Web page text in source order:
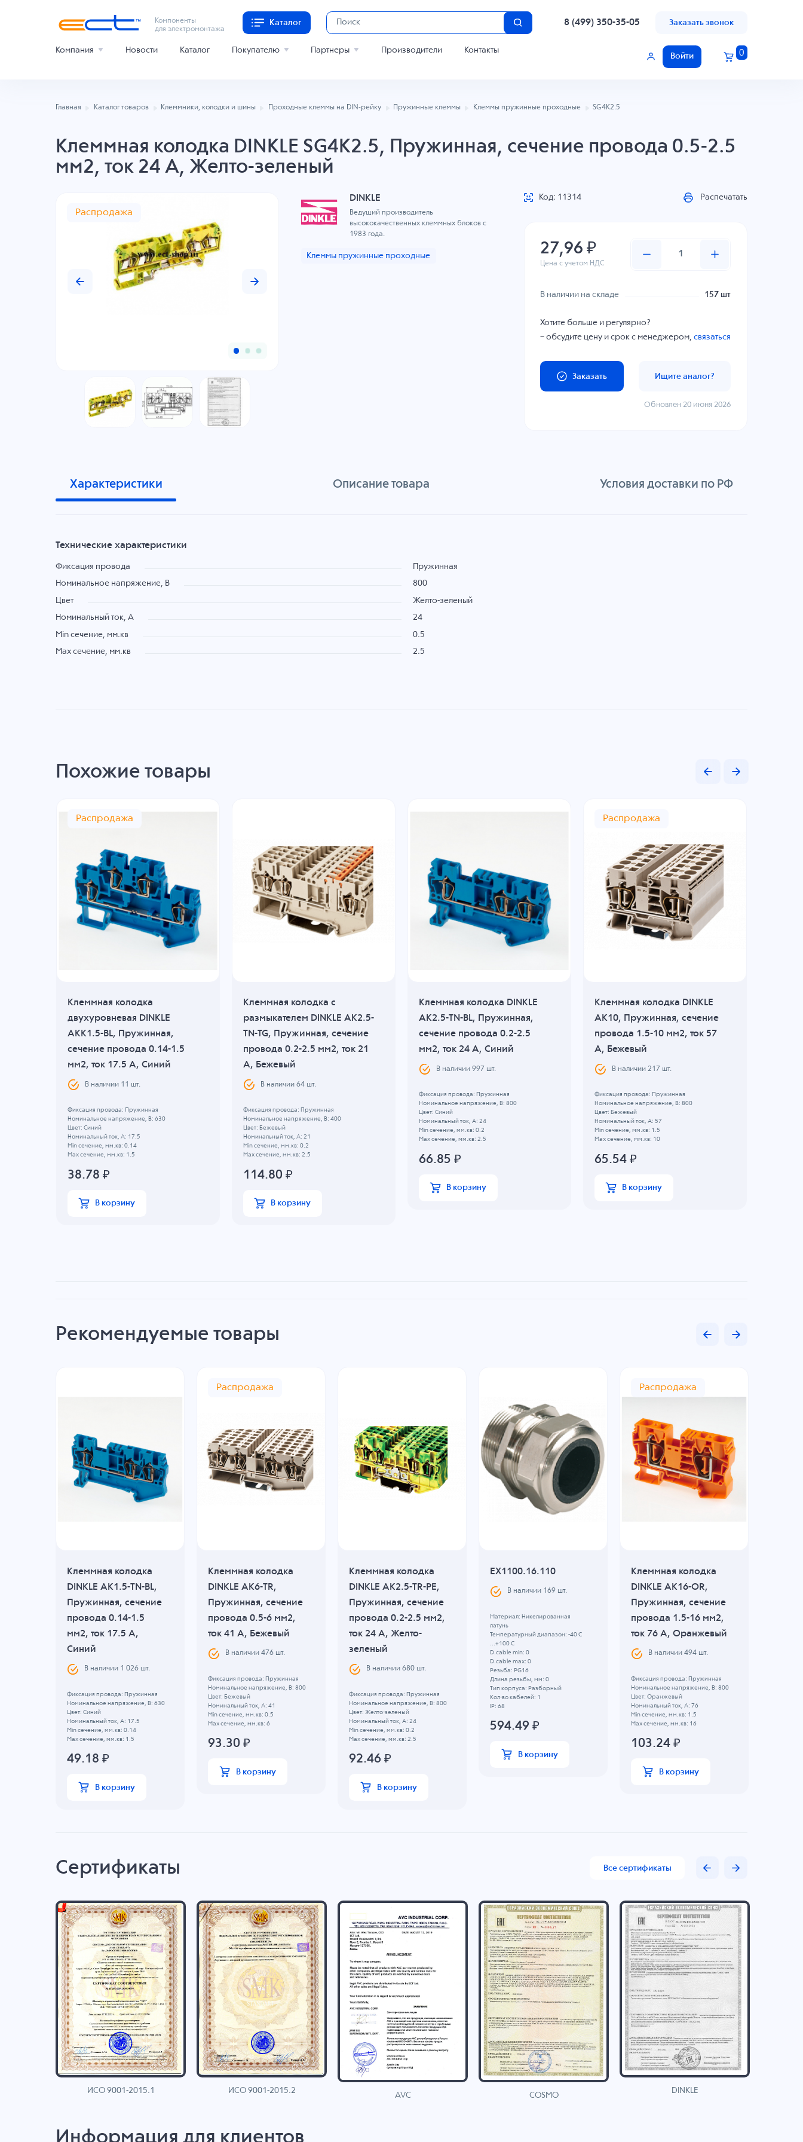
Компоненты
для электромонтажа
Каталог 8 (499) 350-35-05 Заказать звонок
Компания Новости Каталог Покупателю Партнеры Производители Контакты
Войти 0
Главная Каталог товаров Клеммники, колодки и шины Проходные клеммы на DIN-рейку Пружинные клеммы Клеммы пружинные проходные SG4K2.5
Клеммная колодка DINKLE SG4K2.5, Пружинная, сечение провода 0.5-2.5
мм2, ток 24 A, Желто-зеленый
Распродажа
DINKLE
Ведущий производитель
высококачественных клеммных блоков с
1983 года.
Клеммы пружинные проходные
Код: 11314 Распечатать
27,96 ₽
Цена с учетом НДС
В наличии на складе 157 шт
Хотите больше и регулярно?
– обсудите цену и срок с менеджером,связаться
Заказать Ищите аналог?
Обновлен 20 июня 2026
Характеристики Описание товара Условия доставки по РФ
Технические характеристики
Фиксация провода Пружинная
Номинальное напряжение, B 800
Цвет Желто-зеленый
Номинальный ток, А 24
Min сечение, мм.кв 0.5
Max сечение, мм.кв 2.5
Похожие товары
Распродажа
Клеммная колодка
двухуровневая DINKLE
AKK1.5-BL, Пружинная,
сечение провода 0.14-1.5
мм2, ток 17.5 A, Синий
В наличии 11 шт.
Фиксация провода: Пружинная
Номинальное напряжение, B: 630
Цвет: Синий
Номинальный ток, А: 17.5
Min сечение, мм.кв: 0.14
Max сечение, мм.кв: 1.5
38.78 ₽
В корзину
Клеммная колодка с
размыкателем DINKLE AK2.5-
TN-TG, Пружинная, сечение
провода 0.2-2.5 мм2, ток 21
A, Бежевый
В наличии 64шт.
Фиксация провода: Пружинная
Номинальное напряжение, B: 400
Цвет: Бежевый
Номинальный ток, А: 21
Min сечение, мм.кв: 0.2
Max сечение, мм.кв: 2.5
114.80 ₽
В корзину
Клеммная колодка DINKLE
AK2.5-TN-BL, Пружинная,
сечение провода 0.2-2.5
мм2, ток 24 A, Синий
В наличии 997 шт.
Фиксация провода: Пружинная
Номинальное напряжение, B: 800
Цвет: Синий
Номинальный ток, А: 24
Min сечение, мм.кв: 0.2
Max сечение, мм.кв: 2.5
66.85 ₽
В корзину
Распродажа
Клеммная колодка DINKLE
AK10, Пружинная, сечение
провода 1.5-10 мм2, ток 57
A, Бежевый
В наличии 217 шт.
Фиксация провода: Пружинная
Номинальное напряжение, B: 800
Цвет: Бежевый
Номинальный ток, А: 57
Min сечение, мм.кв: 1.5
Max сечение, мм.кв: 10
65.54₽
В корзину
Рекомендуемые товары
Клеммная колодка
DINKLE AK1.5-TN-BL,
Пружинная, сечение
провода 0.14-1.5
мм2, ток 17.5 A,
Синий
В наличии 1 026 шт.
Фиксация провода: Пружинная
Номинальное напряжение, B: 630
Цвет: Синий
Номинальный ток, А: 17.5
Min сечение, мм.кв: 0.14
Max сечение, мм.кв: 1.5
49.18 ₽
В корзину
Распродажа
Клеммная колодка
DINKLE AK6-TR,
Пружинная, сечение
провода 0.5-6 мм2,
ток 41 A, Бежевый
В наличии476 шт.
Фиксация провода: Пружинная
Номинальное напряжение, B: 800
Цвет: Бежевый
Номинальный ток, А: 41
Min сечение, мм.кв: 0.5
Max сечение, мм.кв: 6
93.30 ₽
В корзину
Клеммная колодка
DINKLE AK2.5-TR-PE,
Пружинная, сечение
провода 0.2-2.5 мм2,
ток 24 A, Желто-
зеленый
В наличии680 шт.
Фиксация провода: Пружинная
Номинальное напряжение, B: 800
Цвет: Желто-зеленый
Номинальный ток, А: 24
Min сечение, мм.кв: 0.2
Max сечение, мм.кв: 2.5
92.46 ₽
В корзину
EX1100.16.110
В наличии 169 шт.
Материал: Никелированная
латунь
Температурный диапазон: -40 C
...+100 C
D.cable min: 0
D.cable max: 0
Резьба: PG16
Длина резьбы, мм: 0
Тип корпуса: Разборный
Кол-во кабелей: 1
IP: 68
594.49 ₽
В корзину
Распродажа
Клеммная колодка
DINKLE AK16-OR,
Пружинная, сечение
провода 1.5-16 мм2,
ток 76 A, Оранжевый
В наличии494 шт.
Фиксация провода: Пружинная
Номинальное напряжение, B: 800
Цвет: Оранжевый
Номинальный ток, А: 76
Min сечение, мм.кв: 1.5
Max сечение, мм.кв: 16
103.24₽
В корзину
Сертификаты Все сертификаты
ИСО 9001-2015.1 ИСО 9001-2015.2
AVC COSMO
DINKLE
Информация для клиентов